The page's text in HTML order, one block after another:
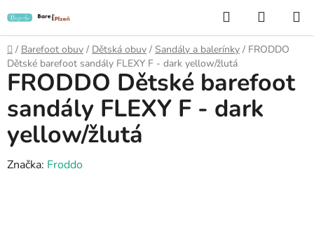
na
obsah
Hledat
KOŠÍK
Domů
/ Barefoot obuv / Dětská obuv / Sandály a balerínky / FRODDO
Dětské barefoot sandály FLEXY F - dark yellow/žlutá
FRODDO Dětské barefoot
sandály FLEXY F - dark
yellow/žlutá
Značka: Froddo